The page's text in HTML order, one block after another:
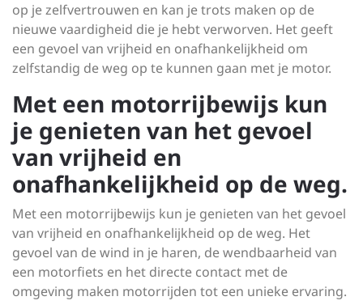
op je zelfvertrouwen en kan je trots maken op de
nieuwe vaardigheid die je hebt verworven. Het geeft
een gevoel van vrijheid en onafhankelijkheid om
zelfstandig de weg op te kunnen gaan met je motor.
Met een motorrijbewijs kun
je genieten van het gevoel
van vrijheid en
onafhankelijkheid op de weg.
Met een motorrijbewijs kun je genieten van het gevoel
van vrijheid en onafhankelijkheid op de weg. Het
gevoel van de wind in je haren, de wendbaarheid van
een motorfiets en het directe contact met de
omgeving maken motorrijden tot een unieke ervaring.